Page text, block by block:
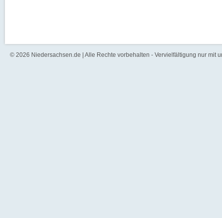
© 2026 Niedersachsen.de | Alle Rechte vorbehalten - Vervielfältigung nur mit